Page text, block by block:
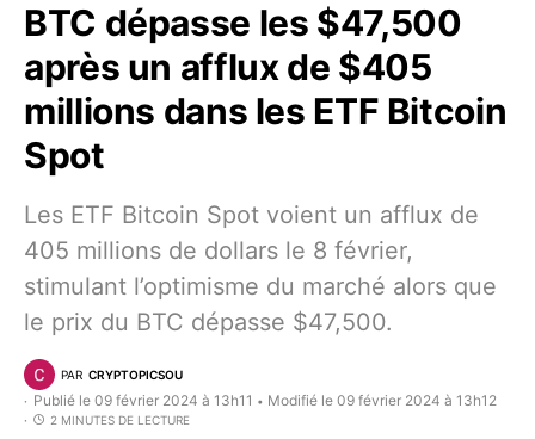
BTC dépasse les $47,500
après un afflux de $405
millions dans les ETF Bitcoin
Spot
Les ETF Bitcoin Spot voient un afflux de
405 millions de dollars le 8 février,
stimulant l’optimisme du marché alors que
le prix du BTC dépasse $47,500.
PAR CRYPTOPICSOU
Publié le 09 février 2024 à 13h11 • Modifié le 09 février 2024 à 13h12
2 MINUTES DE LECTURE